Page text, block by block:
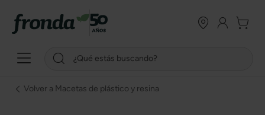
Volver a Macetas de plástico y resina